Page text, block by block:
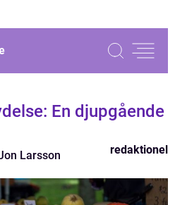
En djupgående
Larsson redaktionel